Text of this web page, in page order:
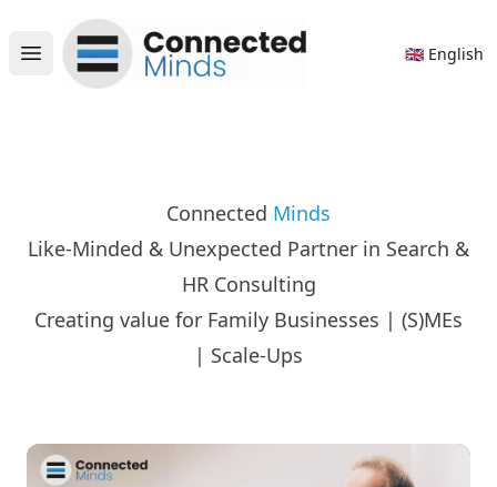
Open main menu
Connected Minds
🇬🇧 English
Connected Minds
Like-Minded & Unexpected Partner in Search &
HR Consulting
Creating value for Family Businesses | (S)MEs
| Scale-Ups